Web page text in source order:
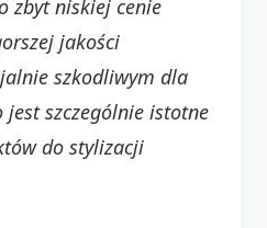
zbyt niskiej cenie
jakości
szkodliwym dla
jest szczególnie istotne
do stylizacji